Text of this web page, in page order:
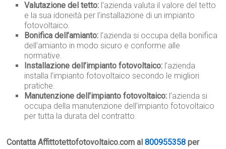
Valutazione del tetto: l’azienda valuta il valore del tetto
e la sua idoneità per l’installazione di un impianto
fotovoltaico.
Bonifica dell’amianto: l’azienda si occupa della bonifica
dell’amianto in modo sicuro e conforme alle
normative.
Installazione dell’impianto fotovoltaico: l’azienda
installa l’impianto fotovoltaico secondo le migliori
pratiche.
Manutenzione dell’impianto fotovoltaico: l’azienda si
occupa della manutenzione dell’impianto fotovoltaico
per tutta la durata del contratto.
Contatta Affittotettofotovoltaico.com al800955358 per